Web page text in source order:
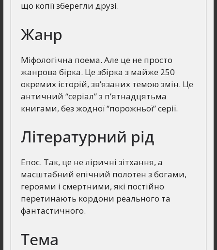
що копії зберегли друзі.
Жанр
Міфологічна поема. Але це не просто
жанрова бірка. Це збірка з майже 250
окремих історій, зв’язаних темою змін. Це
античний “серіал” з п’ятнадцятьма
книгами, без жодної “порожньої” серії.
Літературний рід
Епос. Так, це не ліричні зітхання, а
масштабний епічний полотен з богами,
героями і смертними, які постійно
перетинають кордони реального та
фантастичного.
Тема